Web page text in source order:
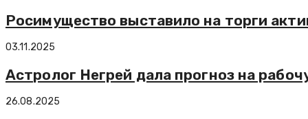
Росимущество выставило на торги
03.11.2025
Астролог Негрей дала прогноз на
26.08.2025